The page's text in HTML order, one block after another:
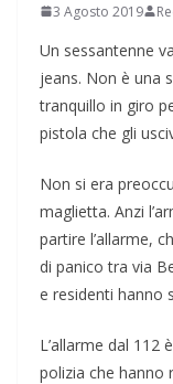
3 Agosto 2019
Un sessantenne
jeans. Non è una
tranquillo in giro
pistola che gli
Non si era
maglietta. Anzi
partire l’allarme,
di panico tra via
e residenti hanno
L’allarme dal 112
polizia che hanno